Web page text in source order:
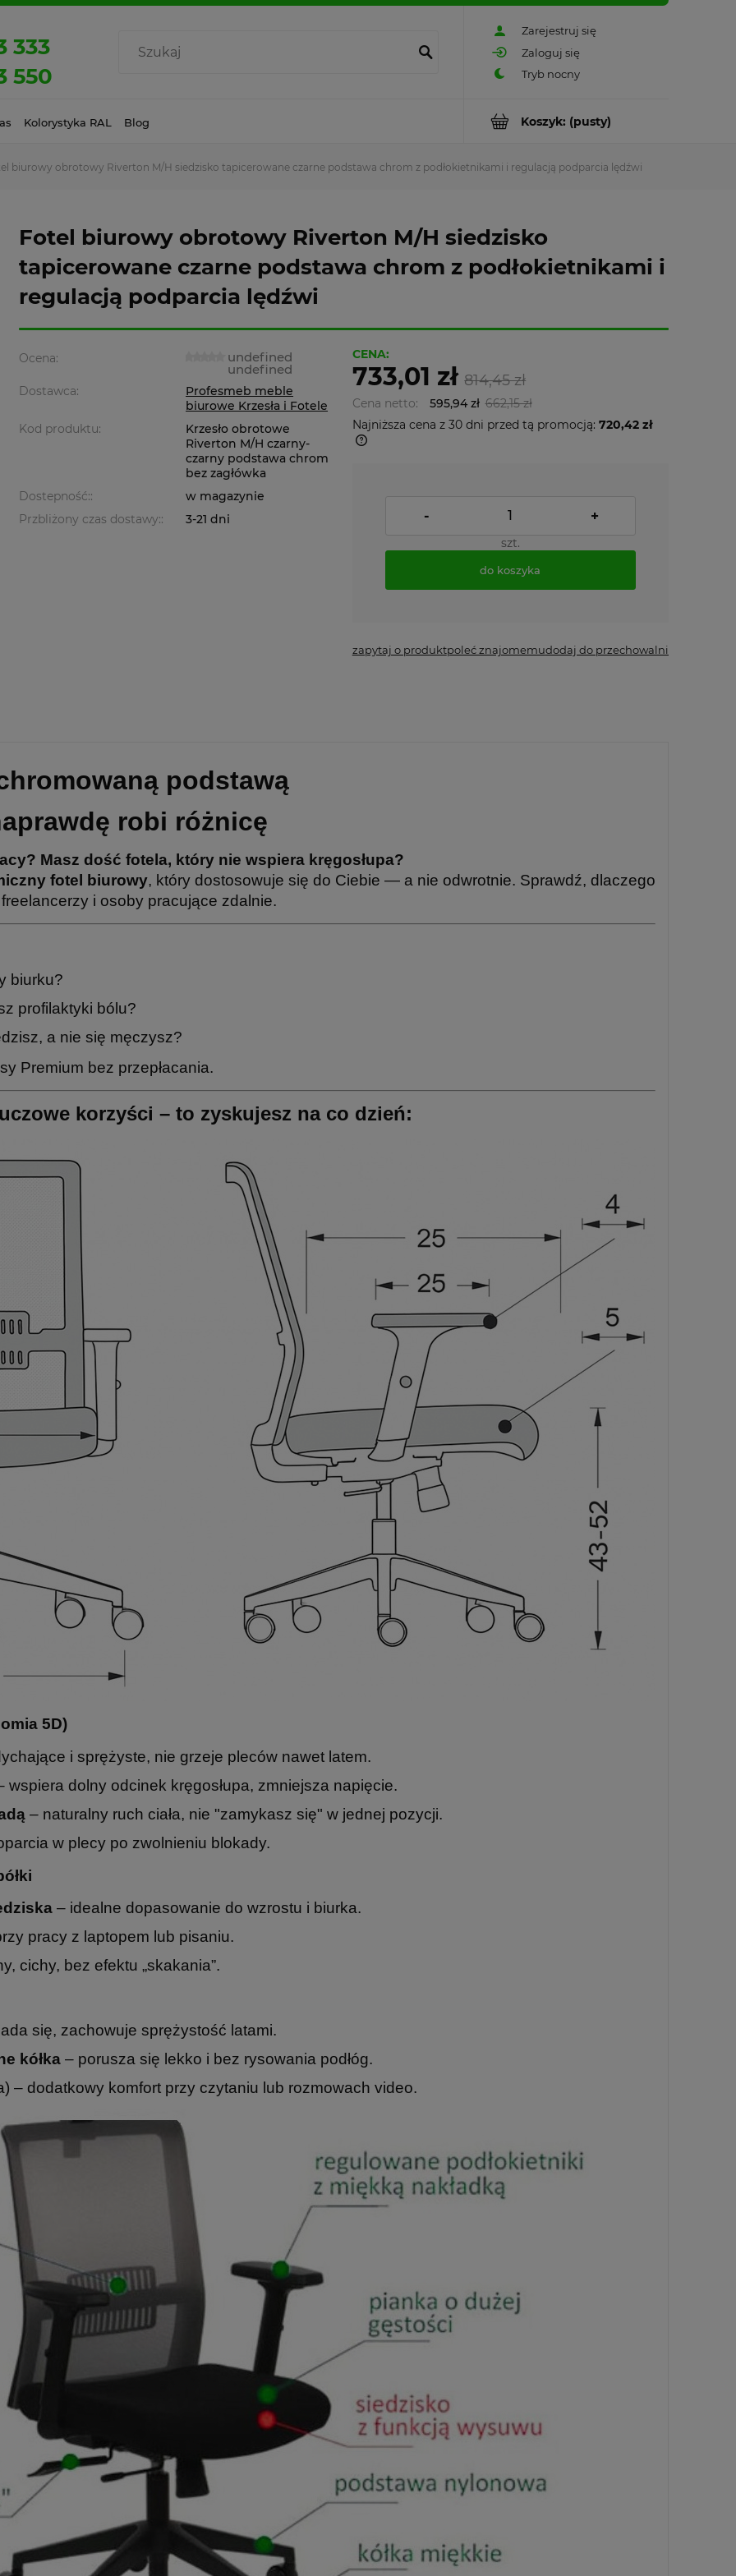
Zarejestruj się
Zaloguj się
333
550
Koszyk: (pusty)
Kolorystyka RAL Blog
biurowy obrotowy Riverton M/H siedzisko tapicerowane czarne podstawa chrom z podłokietnikami i regulacją podparcia lędźwi
Fotel biurowy obrotowy Riverton M/H siedzisko
tapicerowane czarne podstawa chrom z podłokietnikami i
regulacją podparcia lędźwi
Ocena: undefined
undefined
Dostawca:
Profesmeb meble
biurowe Krzesła i Fotele
Kod produktu:
Krzesło obrotowe
Riverton M/H czarny-
czarny podstawa chrom
bez zagłówka
Dostepność::
w magazynie
Przbliżony czas dostawy::
3-21 dni
CENA:
733,01 zł 814,45 zł
Cena netto: 595,94 zł 662,15 zł
Najniższa cena z 30 dni przed tą promocją: 720,42 zł
- +
szt.
do koszyka
zapytaj o produktpoleć znajomemudodaj do przechowalni
podstawą
robi różnicę
Masz dość fotela, który nie wspiera kręgosłupa?
fotel biurowy, który dostosowuje się do Ciebie — a nie odwrotnie. Sprawdź, dlaczego
i osoby pracujące zdalnie.
biurku?
profilaktyki bólu?
a nie się męczysz?
Premium bez przepłacania.
korzyści – to zyskujesz na co dzień:
5D)
i sprężyste, nie grzeje pleców nawet latem.
wspiera dolny odcinek kręgosłupa, zmniejsza napięcie.
– naturalny ruch ciała, nie "zamykasz się" w jednej pozycji.
w plecy po zwolnieniu blokady.
– idealne dopasowanie do wzrostu i biurka.
pracy z laptopem lub pisaniu.
cichy, bez efektu „skakania”.
się, zachowuje sprężystość latami.
kółka – porusza się lekko i bez rysowania podłóg.
– dodatkowy komfort przy czytaniu lub rozmowach video.